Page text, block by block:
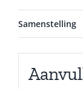
Samenstelling